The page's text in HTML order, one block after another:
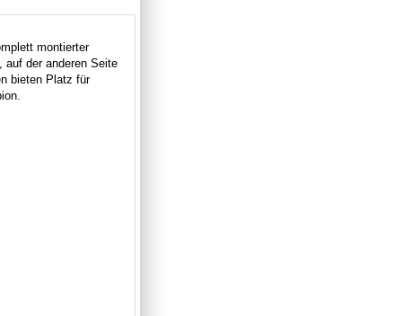
montierter
auf der anderen Seite
bieten Platz für